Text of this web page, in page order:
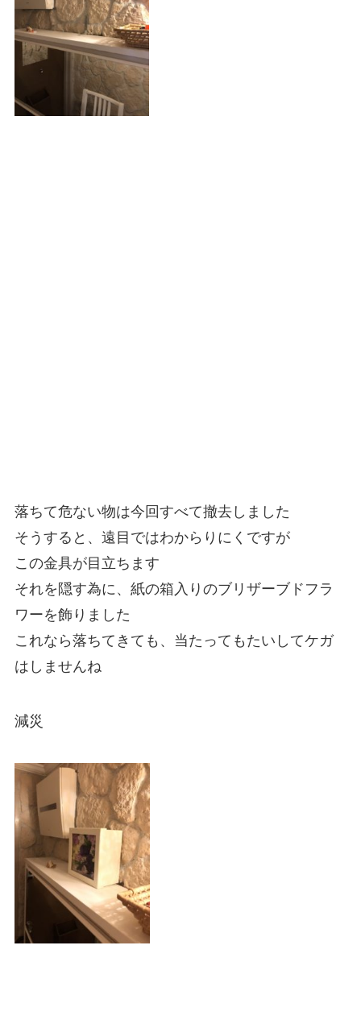
落ちて危ない物は今回すべて撤去しました
そうすると、遠目ではわからりにくですが
この金具が目立ちます
それを隠す為に、紙の箱入りのブリザーブドフラ
ワーを飾りました
これなら落ちてきても、当たってもたいしてケガ
はしませんね
減災